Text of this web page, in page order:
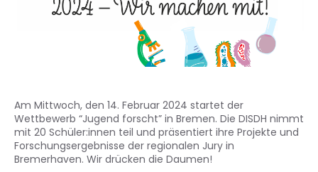
Am Mittwoch, den 14. Februar 2024 startet der
Wettbewerb “Jugend forscht” in Bremen. Die DISDH nimmt
mit 20 Schüler:innen teil und präsentiert ihre Projekte und
Forschungsergebnisse der regionalen Jury in
Bremerhaven. Wir drücken die Daumen!